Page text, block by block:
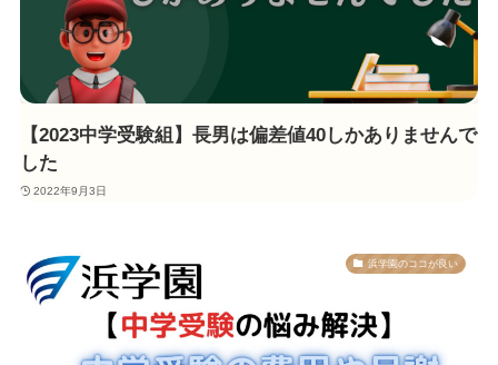
【2023中学受験組】長男は偏差値40しかありませんで
した
2022年9月3日
浜学園のココが良い